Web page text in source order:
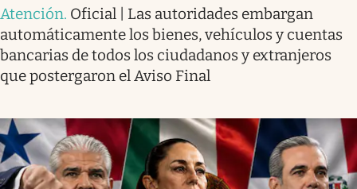
Atención. Oficial | Las autoridades embargan
automáticamente los bienes, vehículos y cuentas
bancarias de todos los ciudadanos y extranjeros
que postergaron el Aviso Final